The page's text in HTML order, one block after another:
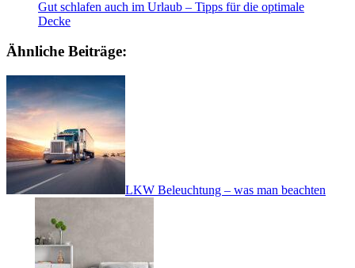
Gut schlafen auch im Urlaub – Tipps für die optimale
Decke
Ähnliche Beiträge:
LKW Beleuchtung – was man beachten